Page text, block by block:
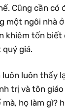
Cũng cần
một ngôi nhà
khiêm tốn
quý giá.
luôn thấy
trị và tôn
họ làm gì?